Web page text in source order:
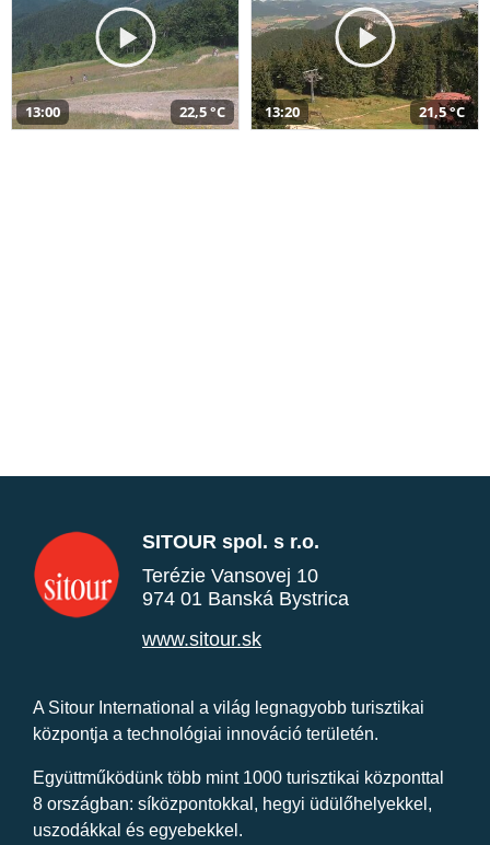
13:00 22,5 °C 13:20 21,5 °C
SITOUR spol. s r.o.
Terézie Vansovej 10
974 01 Banská Bystrica
www.sitour.sk
A Sitour International a világ legnagyobb turisztikai
központja a technológiai innováció területén.
Együttműködünk több mint 1000 turisztikai központtal
8 országban: síközpontokkal, hegyi üdülőhelyekkel,
uszodákkal és egyebekkel.